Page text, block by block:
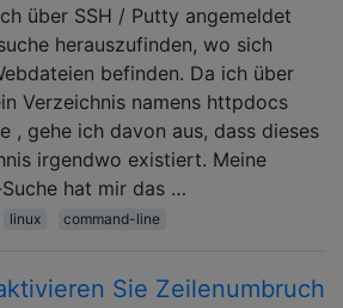
über SSH / Putty angemeldet
herauszufinden, wo sich
befinden. Da ich über
Verzeichnis namens httpdocs
, gehe ich davon aus, dass dieses
irgendwo existiert. Meine
hat mir das …
linux command-line
Sie Zeilenumbruch